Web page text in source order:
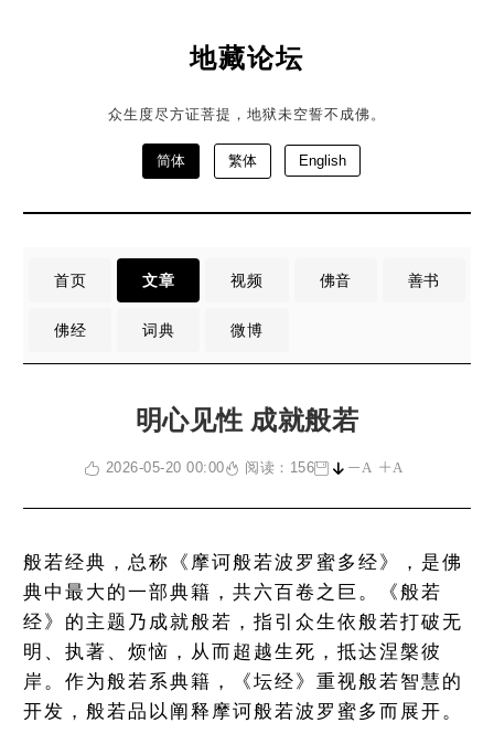
地藏论坛
众生度尽方证菩提，地狱未空誓不成佛。
简体 繁体 English
首页 文章 视频 佛音 善书
佛经 词典 微博
明心见性 成就般若
2026-05-20 00:00 阅读：156 A A
般若经典，总称《摩诃般若波罗蜜多经》，是佛
典中最大的一部典籍，共六百卷之巨。《般若
经》的主题乃成就般若，指引众生依般若打破无
明、执著、烦恼，从而超越生死，抵达涅槃彼
岸。作为般若系典籍，《坛经》重视般若智慧的
开发，般若品以阐释摩诃般若波罗蜜多而展开。